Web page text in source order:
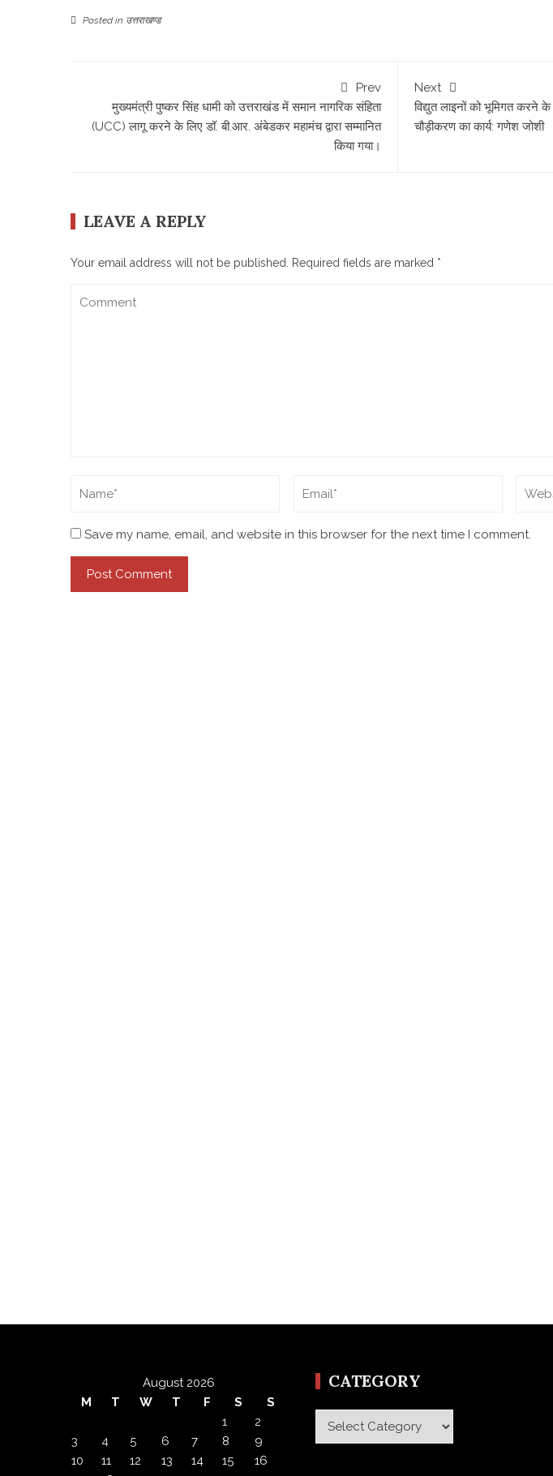
Posted in उत्तराखण्ड
Prev
मुख्यमंत्री पुष्कर सिंह धामी को उत्तराखंड में समान नागरिक संहिता
(UCC) लागू करने के लिए डॉ. बी.आर. अंबेडकर महामंच द्वारा सम्मानित
किया गया।
Next
विद्युत लाइनों को भूमिगत करने के
चौड़ीकरण का कार्य: गणेश जोशी
LEAVE A REPLY
Your email address will not be published. Required fields are marked *
Save my name, email, and website in this browser for the next time I comment.
August 2026
M
T W T F S
S
1
2
3
4 5 6 7 8
9
10
11 12 13 14 15
16
CATEGORY
Category